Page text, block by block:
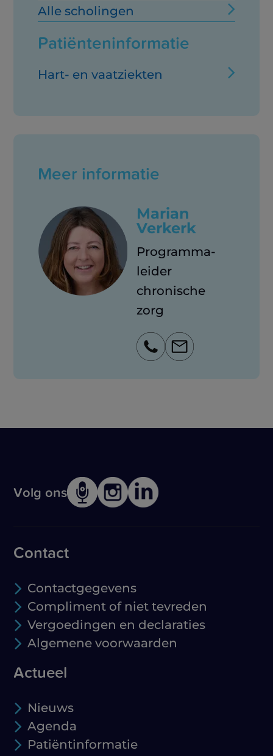
Alle scholingen
Patiënteninformatie
Hart- en vaatziekten
Meer informatie
Marian
Verkerk
Programma-
leider
chronische
zorg
Volg ons
Contact
Contactgegevens
Compliment of niet tevreden
Vergoedingen en declaraties
Algemene voorwaarden
Actueel
Nieuws
Agenda
Patiëntinformatie